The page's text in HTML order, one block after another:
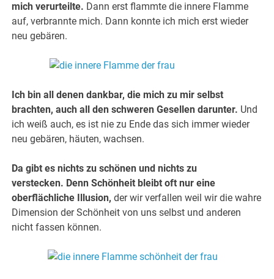
mich verurteilte. Dann erst flammte die innere Flamme
auf, verbrannte mich. Dann konnte ich mich erst wieder
neu gebären.
Ich bin all denen dankbar, die mich zu mir selbst
brachten, auch all den schweren Gesellen darunter. Und
ich weiß auch, es ist nie zu Ende das sich immer wieder
neu gebären, häuten, wachsen.
Da gibt es nichts zu schönen und nichts zu
verstecken. Denn Schönheit bleibt oft nur eine
oberflächliche Illusion, der wir verfallen weil wir die wahre
Dimension der Schönheit von uns selbst und anderen
nicht fassen können.